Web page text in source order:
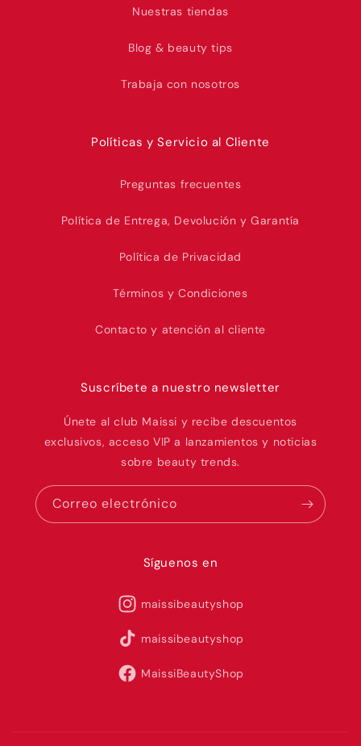
Nuestras tiendas
Blog & beauty tips
Trabaja con nosotros
Políticas y Servicio al Cliente
Preguntas frecuentes
Política de Entrega, Devolución y Garantía
Política de Privacidad
Términos y Condiciones
Contacto y atención al cliente
Suscríbete a nuestro newsletter
Únete al club Maissi y recibe descuentos
exclusivos, acceso VIP a lanzamientos y noticias
sobre beauty trends.
Correo electrónico
Síguenos en
maissibeautyshop
maissibeautyshop
MaissiBeautyShop